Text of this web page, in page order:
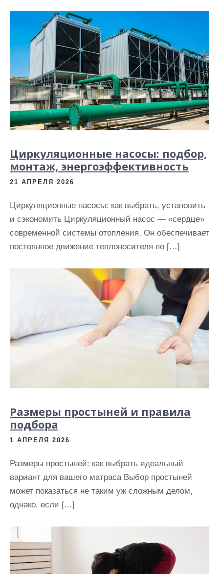
Циркуляционные насосы: подбор,
монтаж, энергоэффективность
21 АПРЕЛЯ 2026
Циркуляционные насосы: как выбрать, установить
и сэкономить Циркуляционный насос — «сердце»
современной системы отопления. Он обеспечивает
постоянное движение теплоносителя по […]
Размеры простыней и правила
подбора
1 АПРЕЛЯ 2026
Размеры простыней: как выбрать идеальный
вариант для вашего матраса Выбор простыней
может показаться не таким уж сложным делом,
однако, если […]